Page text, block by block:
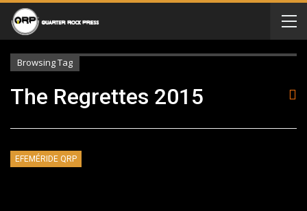
Browsing Tag
The Regrettes 2015
EFEMÉRIDE QRP